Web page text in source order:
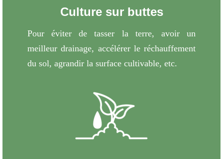
Culture sur buttes
Pour éviter de tasser la terre, avoir un
meilleur drainage, accélérer le réchauffement
du sol, agrandir la surface cultivable, etc.